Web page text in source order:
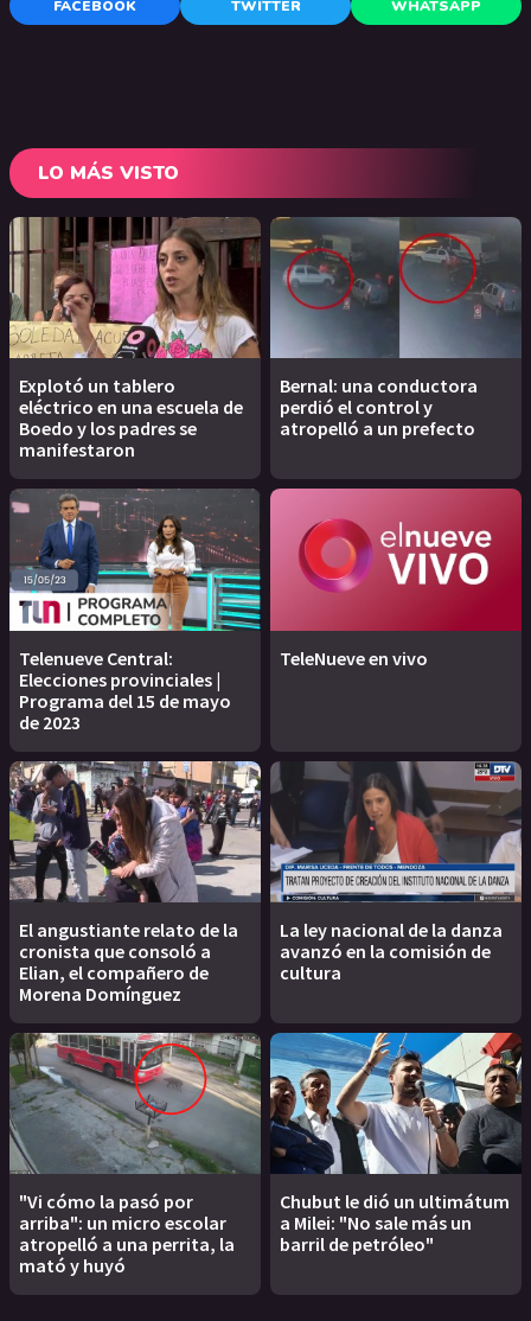
FACEBOOK TWITTER WHATSAPP
LO MÁS VISTO
Explotó un tablero
eléctrico en una escuela de
Boedo y los padres se
manifestaron
Bernal: una conductora
perdió el control y
atropelló a un prefecto
Telenueve Central:
Elecciones provinciales |
Programa del 15 de mayo
de 2023
TeleNueve en vivo
El angustiante relato de la
cronista que consoló a
Elian, el compañero de
Morena Domínguez
La ley nacional de la danza
avanzó en la comisión de
cultura
"Vi cómo la pasó por
arriba": un micro escolar
atropelló a una perrita, la
mató y huyó
Chubut le dió un ultimátum
a Milei: "No sale más un
barril de petróleo"